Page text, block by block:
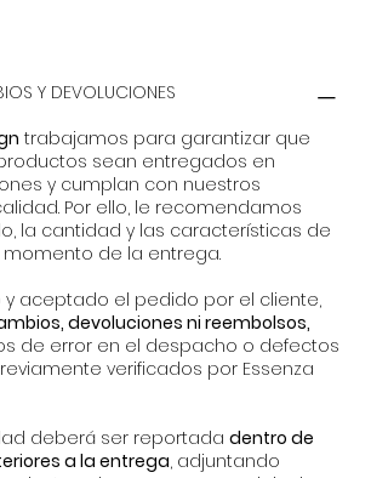
Y DEVOLUCIONES
trabajamos para garantizar que
sean entregados en
y cumplan con nuestros
Por ello, le recomendamos
la cantidad y las características de
de la entrega.
y aceptado el pedido por el cliente,
devoluciones ni reembolsos,
de error en el despacho o defectos
verificados por Essenza
deberá ser reportadadentro de
a la entrega, adjuntando